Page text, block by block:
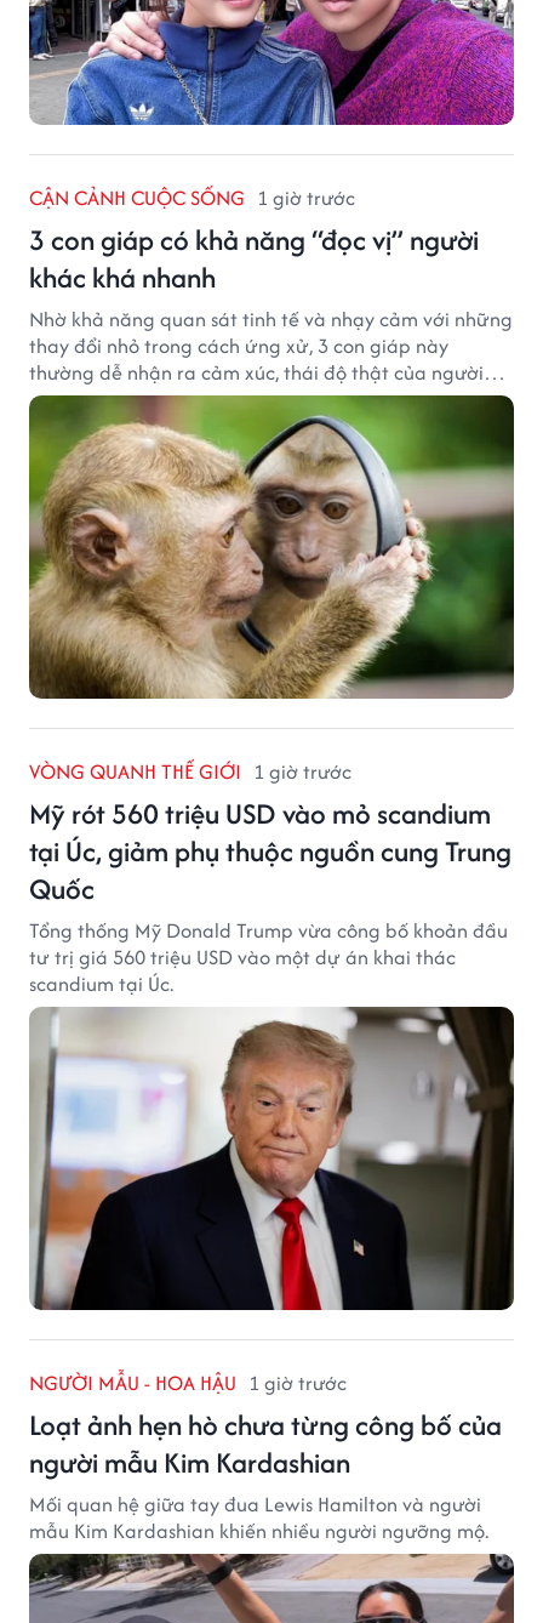
CẬN CẢNH CUỘC SỐNG 1 giờ trước
3 con giáp có khả năng “đọc vị” người
khác khá nhanh
Nhờ khả năng quan sát tinh tế và nhạy cảm với những
thay đổi nhỏ trong cách ứng xử, 3 con giáp này
thường dễ nhận ra cảm xúc, thái độ thật của người
đối diện.
VÒNG QUANH THẾ GIỚI 1 giờ trước
Mỹ rót 560 triệu USD vào mỏ scandium
tại Úc, giảm phụ thuộc nguồn cung Trung
Quốc
Tổng thống Mỹ Donald Trump vừa công bố khoản đầu
tư trị giá 560 triệu USD vào một dự án khai thác
scandium tại Úc.
NGƯỜI MẪU - HOA HẬU 1 giờ trước
Loạt ảnh hẹn hò chưa từng công bố của
người mẫu Kim Kardashian
Mối quan hệ giữa tay đua Lewis Hamilton và người
mẫu Kim Kardashian khiến nhiều người ngưỡng mộ.